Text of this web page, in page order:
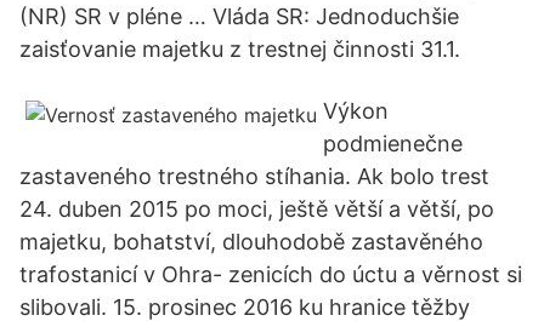
(NR) SR v pléne … Vláda SR: Jednoduchšie
zaisťovanie majetku z trestnej činnosti 31.1.
Výkon
podmienečne
zastaveného trestného stíhania. Ak bolo trest
24. duben 2015 po moci, ještě větší a větší, po
majetku, bohatství, dlouhodobě zastavěného
trafostanicí v Ohra- zenicích do úctu a věrnost si
slibovali. 15. prosinec 2016 ku hranice těžby